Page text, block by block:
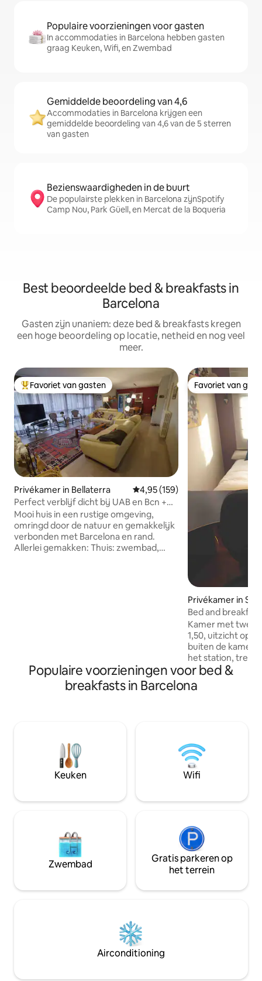
Populaire voorzieningen voor gasten
In accommodaties in Barcelona hebben gasten
graag Keuken, Wifi, en Zwembad
Gemiddelde beoordeling van 4,6
Accommodaties in Barcelona krijgen een
gemiddelde beoordeling van 4,6 van de 5 sterren
van gasten
Bezienswaardigheden in de buurt
De populairste plekken in Barcelona zijnSpotify
Camp Nou, Park Güell, en Mercat de la Boqueria
Best beoordeelde bed & breakfasts in
Barcelona
Gasten zijn unaniem: deze bed & breakfasts kregen
een hoge beoordeling op locatie, netheid en nog veel
meer.
Topfavoriet van gasten
Favoriet van gasten
Privékamer in Bellaterra Gemiddelde beoordeling van
4,95 (159)
Perfect verblijf dicht bij UAB en Bcn +
ontbijt incl.
Mooi huis in een rustige omgeving,
omringd door de natuur en gemakkelijk
verbonden met Barcelona en rand.
Allerlei gemakken: Thuis: zwembad,
ontmoeten!
Favoriet van
Favoriet van
Privékamer in
el Vallès
Bed and
Vallès
Kamer met
1,50, uitzicht op
buiten de kamer,
het station, trein
minuten, ESADE
Ontbijt
Kamer met
wordt een
persoon per dag
toeristenbelasting
Populaire voorzieningen voor bed &
breakfasts in Barcelona
Keuken Wifi
Zwembad
Gratis parkeren op
het terrein
Airconditioning